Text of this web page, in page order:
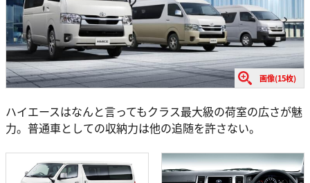
画像(15枚)
ハイエースはなんと言ってもクラス最大級の荷室の広さが魅
力。普通車としての収納力は他の追随を許さない。